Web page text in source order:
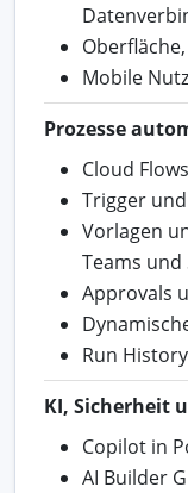
Mobile
Prozesse
Cloud Flows
Trigger
Vorlagen
Teams
Approvals
Run
KI, Sicherheit
Copilot in
AI Builder